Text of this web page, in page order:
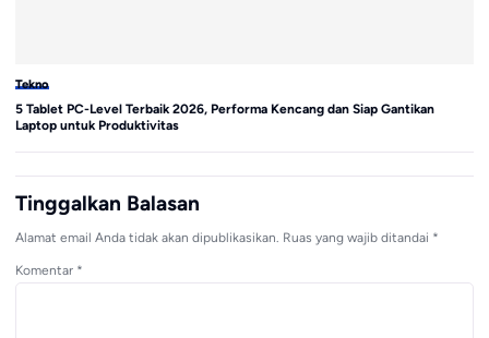
Tekno
5 Tablet PC-Level Terbaik 2026, Performa Kencang dan Siap Gantikan
Laptop untuk Produktivitas
Tinggalkan Balasan
Alamat email Anda tidak akan dipublikasikan. Ruas yang wajib ditandai *
Komentar *